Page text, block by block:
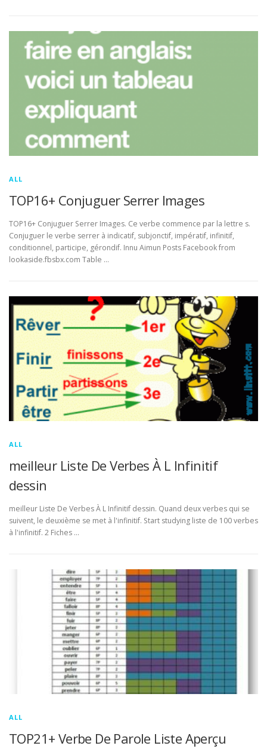
ALL
TOP16+ Conjuguer Serrer Images
TOP16+ Conjuguer Serrer Images. Ce verbe commence par la lettre s.
Conjuguer le verbe serrer à indicatif, subjonctif, impératif, infinitif,
conditionnel, participe, gérondif. Innu Aimun Posts Facebook from
lookaside.fbsbx.com Table …
ALL
meilleur Liste De Verbes À L Infinitif
dessin
meilleur Liste De Verbes À L Infinitif dessin. Quand deux verbes qui se
suivent, le deuxième se met à l'infinitif. Start studying liste de 100 verbes
à l'infinitif. 2 Fiches …
ALL
TOP21+ Verbe De Parole Liste Aperçu